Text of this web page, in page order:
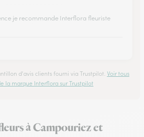
je recommande Interflora fleuriste
d'avis clients fourni via Trustpilot. Voir tous
la marque Interflora sur Trustpilot
à Campouriez et